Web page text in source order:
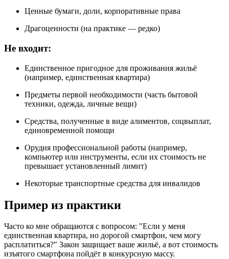
Ценные бумаги, доли, корпоративные права
Драгоценности (на практике — редко)
Не входит:
Единственное пригодное для проживания жильё
(например, единственная квартира)
Предметы первой необходимости (часть бытовой
техники, одежда, личные вещи)
Средства, полученные в виде алиментов, соцвыплат,
единовременной помощи
Орудия профессиональной работы (например,
компьютер или инструменты, если их стоимость не
превышает установленный лимит)
Некоторые транспортные средства для инвалидов
Пример из практики
Часто ко мне обращаются с вопросом: "Если у меня
единственная квартира, но дорогой смартфон, чем могу
расплатиться?" Закон защищает ваше жильё, а вот стоимость
изъятого смартфона пойдёт в конкурсную массу.